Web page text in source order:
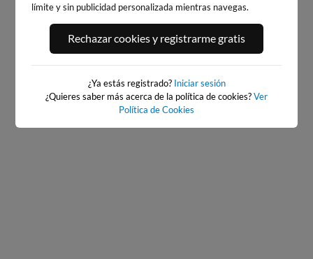
ILLA PACHA
5km · Ribadeo
0.2 m CHOPI
RIBADEO
0.2 m CHOPI
límite y sin publicidad personalizada mientras navegas.
Rechazar cookies y registrarme gratis
¿Ya estás registrado? Iniciar sesión
¿Quieres saber más acerca de la política de cookies?Ver
Política de Cookies